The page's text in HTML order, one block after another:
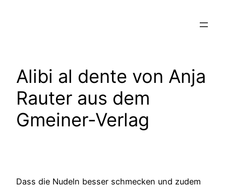
Alibi al dente von Anja
Rauter aus dem
Gmeiner-Verlag
Dass die Nudeln besser schmecken und zudem